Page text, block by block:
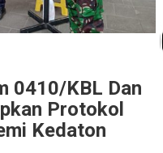
0410/KBL Dan
Protokol
Kedaton